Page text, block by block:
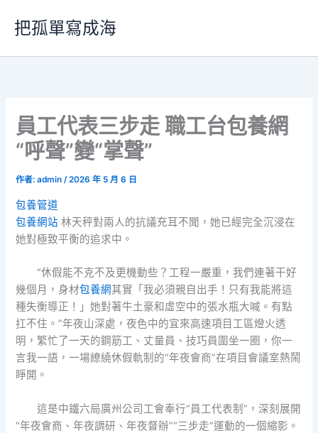
要
把孤單寫成海
員工代表三步走 職工台包養網
“呼聲”變“掌聲”
作者:admin/2026 年 5 月 6 日
包養管道
包養網站 林天秤對兩人的抗議充耳不聞，她已經完全沉浸在
她對極致平衡的追求中。
“休假能不克不及更機動些？工程一嚴重，我們連著干好
幾個月，身材包養網其實「我必須親自出手！只有我能將這
種失衡導正！」她對著牛土豪和虛空中的張水瓶大喊。有點
扛不住。”年夜山深處，夜色中的宜來高速項目工區燈火透
明，繁忙了一天的鋼筋工、丈量員、技巧員圍坐一圈，你一
言我一語，一場繚繞休假軌制的“年夜會商”在項目會議室熱鬧
睜開。
這是中鐵六局廣州公司工會奉行“員工代表制”，深刻展開
“年夜會商、年夜調研、年夜督辦”“三步走”運動的一個縮影。